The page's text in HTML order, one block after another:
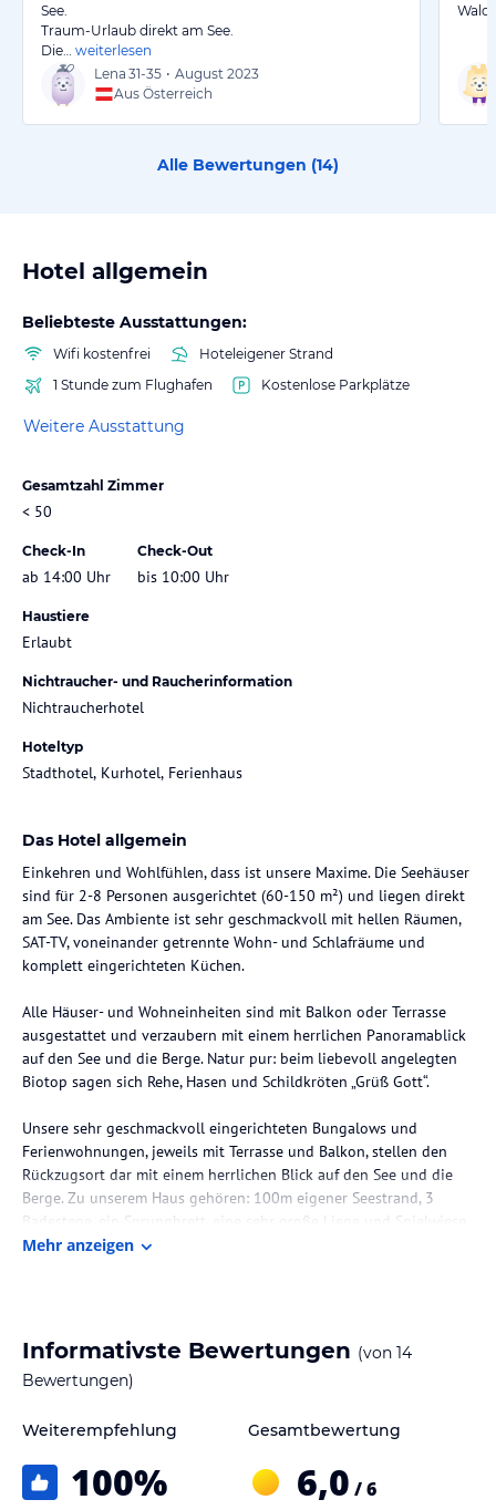
See.
Traum-Urlaub direkt am See.
Die…
weiterlesen
Lena 31-35 • August 2023
Aus Österreich
Alle Bewertungen (14)
Hotel allgemein
Beliebteste Ausstattungen:
Wifi kostenfrei
Hoteleigener Strand
1 Stunde zum Flughafen
Kostenlose Parkplätze
Weitere Ausstattung
Gesamtzahl Zimmer
< 50
Check-In
ab 14:00 Uhr
Check-Out
bis 10:00 Uhr
Haustiere
Erlaubt
Nichtraucher- und Raucherinformation
Nichtraucherhotel
Hoteltyp
Stadthotel, Kurhotel, Ferienhaus
Das Hotel allgemein
Einkehren und Wohlfühlen, dass ist unsere Maxime. Die Seehäuser
sind für 2-8 Personen ausgerichtet (60-150 m²) und liegen direkt
am See. Das Ambiente ist sehr geschmackvoll mit hellen Räumen,
SAT-TV, voneinander getrennte Wohn- und Schlafräume und
komplett eingerichteten Küchen.
Alle Häuser- und Wohneinheiten sind mit Balkon oder Terrasse
ausgestattet und verzaubern mit einem herrlichen Panoramablick
auf den See und die Berge. Natur pur: beim liebevoll angelegten
Biotop sagen sich Rehe, Hasen und Schildkröten „Grüß Gott“.
Unsere sehr geschmackvoll eingerichteten Bungalows und
Ferienwohnungen, jeweils mit Terrasse und Balkon, stellen den
Rückzugsort dar mit einem herrlichen Blick auf den See und die
Berge. Zu unserem Haus gehören: 100m eigener Seestrand, 3
Badestege, ein Sprungbrett, eine sehr große Liege und Spielwiese.
Kulisse für einen wohltuenden Erholungsurlaub. Der Millstätter
See – im Süden Österreichs – ist das Juwel in Kärnten.
direkt am See, umgeben von 10.000 m² Naturpark. Kärnten zählt
zu der Toskana Österreichs mit den meisten Sonnenstunden im
Jahr. Das sorgt für angenehme Wassertemperaturen, gute Laune
Mehr anzeigen
Informativste Bewertungen (von 14
Bewertungen)
Weiterempfehlung
100%
Gesamtbewertung
6,0 / 6